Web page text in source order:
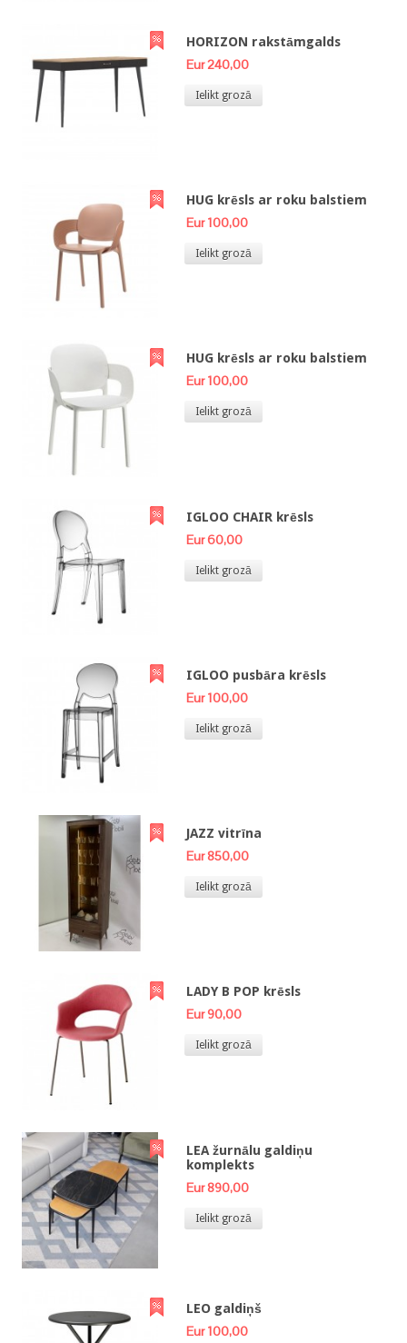
HORIZON rakstāmgalds
Eur 240,00
Ielikt grozā
HUG krēsls ar roku balstiem
Eur 100,00
Ielikt grozā
HUG krēsls ar roku balstiem
Eur 100,00
Ielikt grozā
IGLOO CHAIR krēsls
Eur 60,00
Ielikt grozā
IGLOO pusbāra krēsls
Eur 100,00
Ielikt grozā
JAZZ vitrīna
Eur 850,00
Ielikt grozā
LADY B POP krēsls
Eur 90,00
Ielikt grozā
LEA žurnālu galdiņu
komplekts
Eur 890,00
Ielikt grozā
LEO galdiņš
Eur 100,00